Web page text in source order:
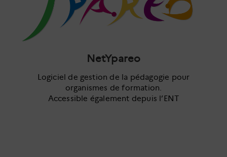
NetYpareo
Logiciel de gestion de la pédagogie pour
organismes de formation.
Accessible également depuis l’ENT